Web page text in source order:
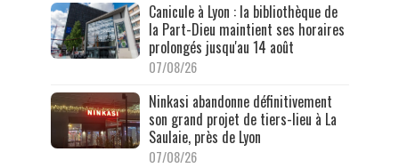
Canicule à Lyon : la bibliothèque de
la Part-Dieu maintient ses horaires
prolongés jusqu'au 14 août
07/08/26
Ninkasi abandonne définitivement
son grand projet de tiers-lieu à La
Saulaie, près de Lyon
07/08/26